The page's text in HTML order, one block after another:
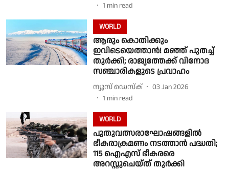
1 min read
WORLD
ആരും കൊതിക്കും
ഇവിടെയെത്താൻ! മഞ്ഞ് പുതച്ച്
തുർക്കി; രാജ്യത്തേക്ക് വിനോദ
സഞ്ചാരികളുടെ പ്രവാഹം
ന്യൂസ് ഡെസ്ക്
03 Jan 2026
1 min read
WORLD
പുതുവത്സരാഘോഷങ്ങളിൽ
ഭീകരാക്രമണം നടത്താൻ പദ്ധതി;
115 ഐഎസ് ഭീകരരെ
അറസ്റ്റുചെയ്ത് തുർക്കി